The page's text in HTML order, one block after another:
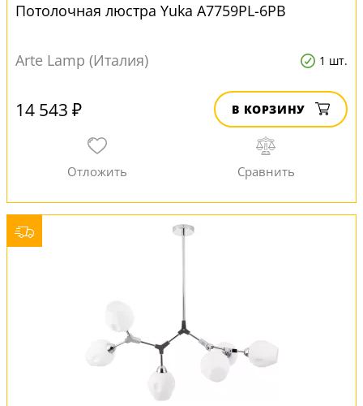
Потолочная люстра Yuka A7759PL-6PB
Arte Lamp (Италия) 1 шт.
14 543 ₽ В КОРЗИНУ